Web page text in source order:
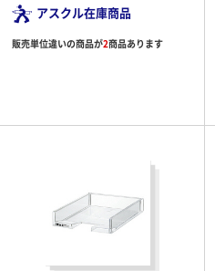
アスクル在庫商品
販売単位違いの商品が2商品あります